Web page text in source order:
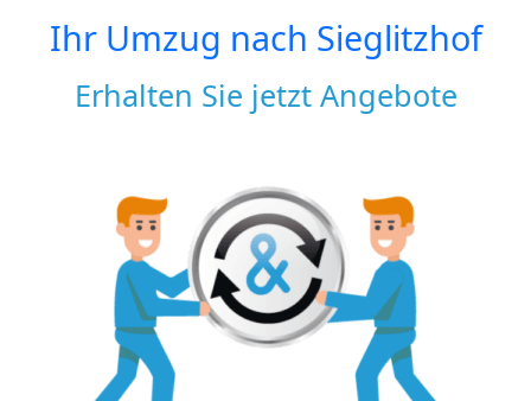
Ihr Umzug nach Sieglitzhof
Erhalten Sie jetzt Angebote